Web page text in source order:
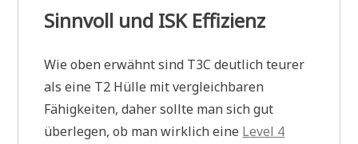
Sinnvoll und ISK Effizienz
Wie oben erwähnt sind T3C deutlich teurer
als eine T2 Hülle mit vergleichbaren
Fähigkeiten, daher sollte man sich gut
überlegen, ob man wirklich eine Level 4